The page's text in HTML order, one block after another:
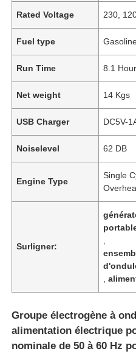
Rated Voltage 230,
Fuel type
Run Time 8.1
Net weight 14 Kgs
USB Charger DC5V-
Noiselevel 62 DB
Engine Type
Single
Surligner:
,
Groupe électrogène à
alimentation électrique
nominale de 50 à 60 Hz